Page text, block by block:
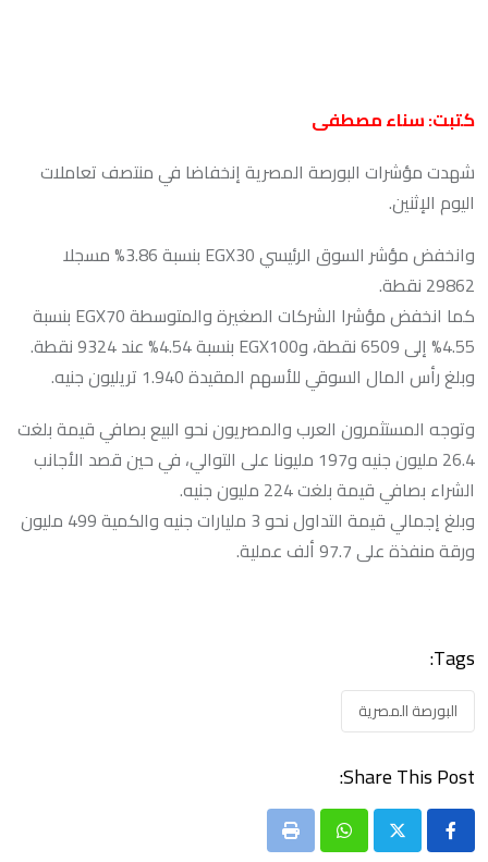
كتبت: سناء مصطفى
شهدت مؤشرات البورصة المصرية إنخفاضا في منتصف تعاملات
اليوم الإثنين.
وانخفض مؤشر السوق الرئيسي EGX30 بنسبة 3.86% مسجلا
29862 نقطة.
كما انخفض مؤشرا الشركات الصغيرة والمتوسطة EGX70 بنسبة
4.55% إلى 6509 نقطة، وEGX100 بنسبة 4.54% عند 9324 نقطة.
وبلغ رأس المال السوقي للأسهم المقيدة 1.940 تريليون جنيه.
وتوجه المستثمرون العرب والمصريون نحو البيع بصافي قيمة بلغت
26.4 مليون جنيه و197 مليونا على التوالي، في حين قصد الأجانب
الشراء بصافي قيمة بلغت 224 مليون جنيه.
وبلغ إجمالي قيمة التداول نحو 3 مليارات جنيه والكمية 499 مليون
ورقة منفذة على 97.7 ألف عملية.
Tags:
البورصة المصرية
Share This Post:
Whatsapp
Print